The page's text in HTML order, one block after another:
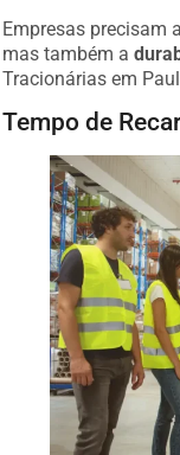
Empresas precisam
mas também a
Tracionárias em
Tempo de